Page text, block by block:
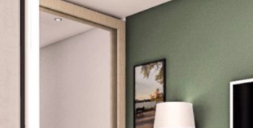
Localité du projet